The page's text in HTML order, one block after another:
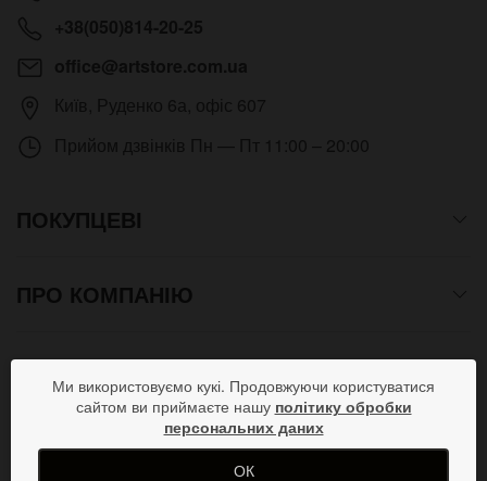
ПОКУПЦЕВІ
ПРО КОМПАНІЮ
СПОСОБИ ОПЛАТИ
ПРИЄДНУЙСЯ В СОЦМЕРЕЖАХ
Ми використовуємо кукі. Продовжуючи користуватися
сайтом ви приймаєте нашу політику обробки
персональних даних
ОК